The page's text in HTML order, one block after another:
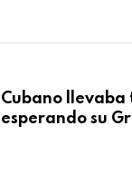
Cubano llevaba
esperando su